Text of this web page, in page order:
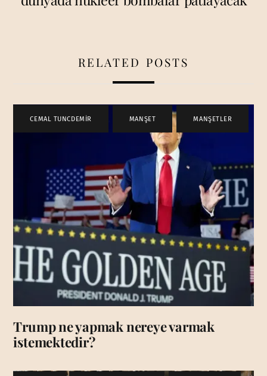
RELATED POSTS
CEMAL TUNCDEMİR MANŞET , MANŞETLER
Trump ne yapmak nereye varmak
istemektedir?